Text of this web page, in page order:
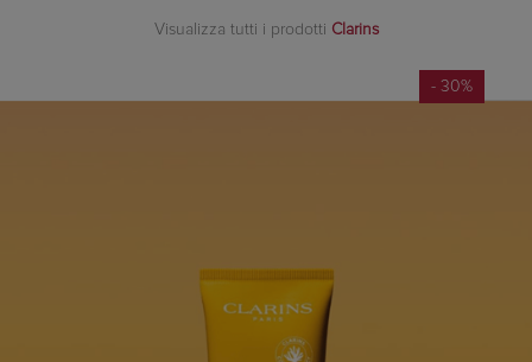
Visualizza tutti i prodotti Clarins
- 30%